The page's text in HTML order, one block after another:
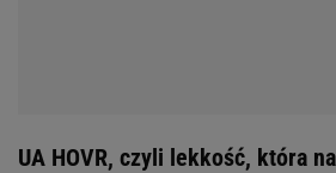
UA HOVR, czyli lekkość, która